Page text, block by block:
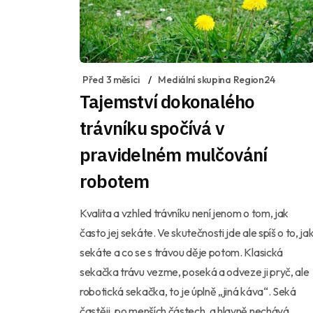
Před 3 měsíci Mediální skupina Region24
Tajemství dokonalého
trávníku spočívá v
pravidelném mulčování
robotem
Kvalita a vzhled trávníku není jenom o tom, jak
často jej sekáte. Ve skutečnosti jde ale spíš o to,
sekáte a co se s trávou děje potom. Klasická
sekačka trávu vezme, poseká a odveze ji pryč, ale
robotická sekačka, to je úplně „jiná káva“. Seká